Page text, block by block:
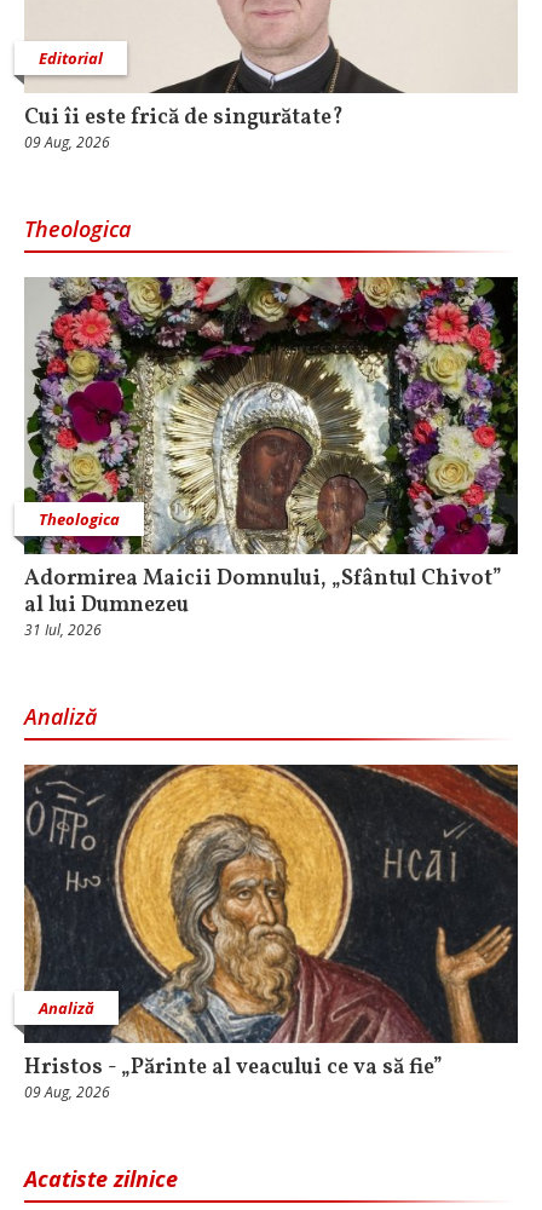
Editorial
Cui îi este frică de singurătate?
09 Aug, 2026
Theologica
Theologica
Adormirea Maicii Domnului, „Sfântul Chivot”
al lui Dumnezeu
31 Iul, 2026
Analiză
Analiză
Hristos - „Părinte al veacului ce va să fie”
09 Aug, 2026
Acatiste zilnice